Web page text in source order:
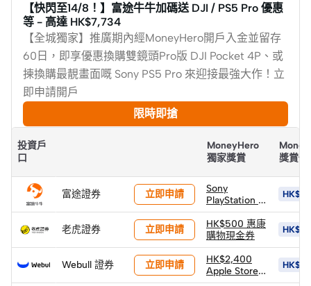
【快閃至14/8！】富途牛牛加碼送 DJI / PS5 Pro 優惠
等 - 高達 HK$7,734
【全城獨家】推廣期內經MoneyHero開戶入金並留存
60日，即享優惠換購雙鏡頭Pro版 DJI Pocket 4P、或
揀換購最靚畫面嘅 Sony PS5 Pro 來迎接最強大作！立
即申請開戶
限時即搶
投資戶
口
MoneyHero
獨家獎賞
獎賞價
富途證券 立即申請
Sony
PlayStation 5
PS5 Pro 遊戲
主機 (價值
HK$6,502)
(以換購價
HK$4,400換
領)
老虎證券 立即申請
HK$500 惠康
購物現金券
Webull 證券 立即申請
HK$2,400
Apple Store
禮品卡